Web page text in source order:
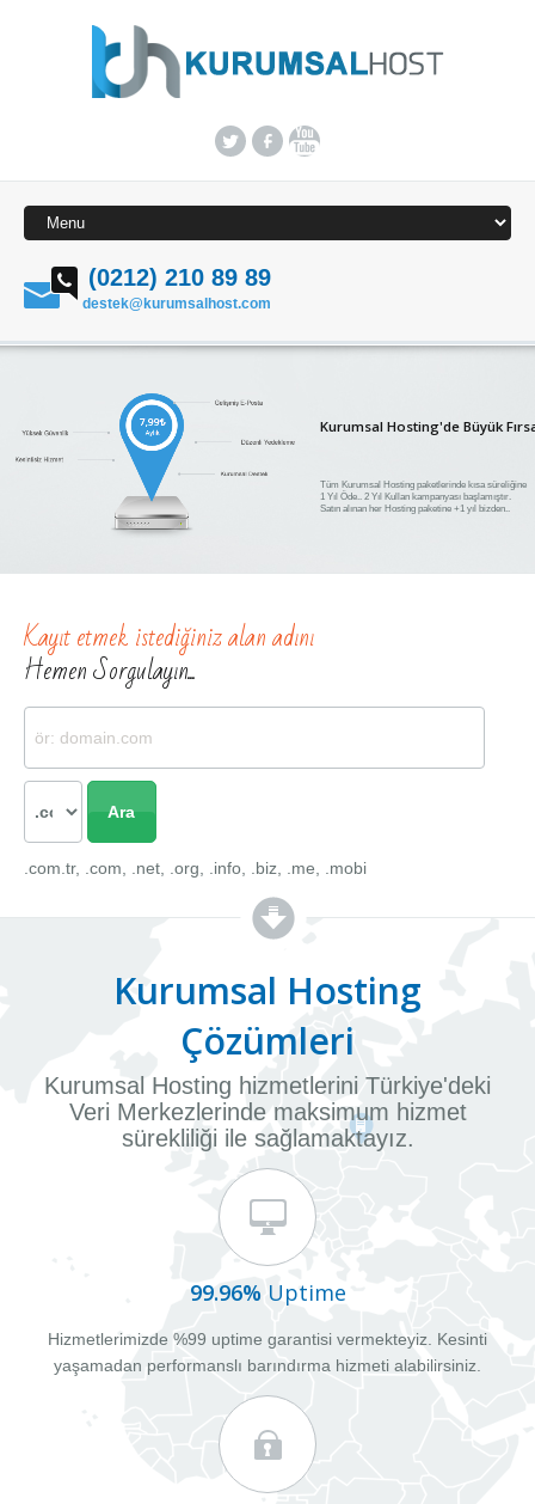
(0212) 210 89 89
destek@kurumsalhost.com
Kurumsal Hosting'de Büyük
Kayıt etmek istediğiniz alan adını
Hemen Sorgulayın...
.com.tr, .com, .net, .org, .info, .biz, .me, .mobi
Kurumsal Hosting
Çözümleri
Kurumsal Hosting hizmetlerini Türkiye'deki
Veri Merkezlerinde maksimum hizmet
sürekliliği ile sağlamaktayız.
99.96% Uptime
Hizmetlerimizde %99 uptime garantisi vermekteyiz. Kesinti
yaşamadan performanslı barındırma hizmeti alabilirsiniz.